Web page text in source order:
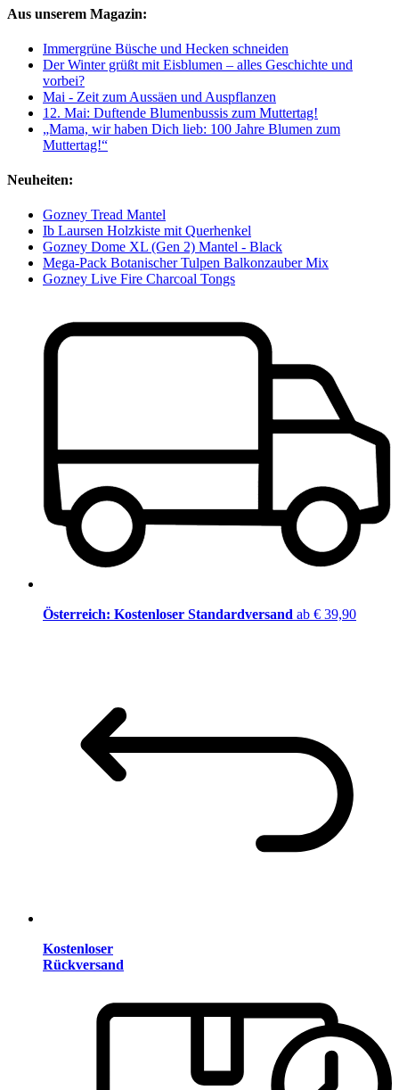
Aus unserem Magazin:
Immergrüne Büsche und Hecken schneiden
Der Winter grüßt mit Eisblumen – alles Geschichte und
vorbei?
Mai - Zeit zum Aussäen und Auspflanzen
12. Mai: Duftende Blumenbussis zum Muttertag!
„Mama, wir haben Dich lieb: 100 Jahre Blumen zum
Muttertag!“
Neuheiten:
Gozney Tread Mantel
Ib Laursen Holzkiste mit Querhenkel
Gozney Dome XL (Gen 2) Mantel - Black
Mega-Pack Botanischer Tulpen Balkonzauber Mix
Gozney Live Fire Charcoal Tongs
Österreich: Kostenloser Standardversand ab € 39,90
Kostenloser
Rückversand